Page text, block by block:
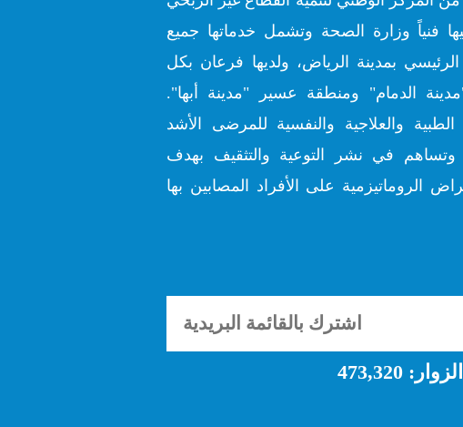
عليها فنياً وزارة الصحة وتشمل خدماتها جميع
بمدينة الرياض، ولديها فرعان بكل
الدمام" ومنطقة عسير "مدينة أبها".
والعلاجية والنفسية للمرضى الأشد
وتساهم في نشر التوعية والتثقيف بهدف
الروماتيزمية على الأفراد المصابين بها
473,320